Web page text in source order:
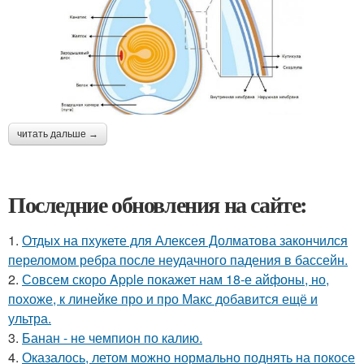
читать дальше →
Последние обновления на сайте:
1. Отдых на пхукете для Алексея Долматова закончился
переломом ребра после неудачного падения в бассейн.
2. Совсем скоро Apple покажет нам 18-е айфоны, но,
похоже, к линейке про и про Макс добавится ещё и
ультра.
3. Банан - не чемпион по калию.
4. Оказалось, летом можно нормально поднять на покосе